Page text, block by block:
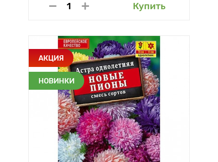
Купить
АКЦИЯ
НОВИНКИ